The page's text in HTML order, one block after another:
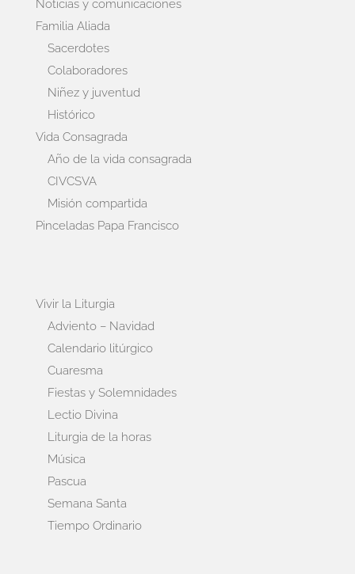
Noticias y comunicaciones
Familia Aliada
Sacerdotes
Colaboradores
Niñez y juventud
Histórico
Vida Consagrada
Año de la vida consagrada
CIVCSVA
Misión compartida
Pinceladas Papa Francisco
Vivir la Liturgia
Adviento – Navidad
Calendario litúrgico
Cuaresma
Fiestas y Solemnidades
Lectio Divina
Liturgia de la horas
Música
Pascua
Semana Santa
Tiempo Ordinario